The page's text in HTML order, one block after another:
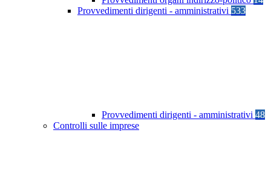
Provvedimenti dirigenti - amministrativi 533
Provvedimenti dirigenti - amministrativi 48
Controlli sulle imprese